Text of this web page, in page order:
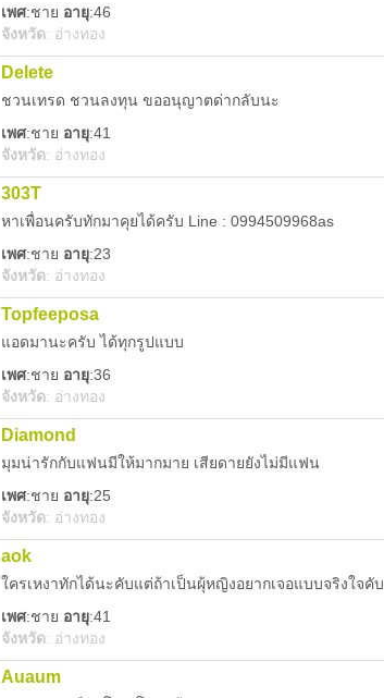
เพศ:ชาย อายุ:46
จังหวัด: อ่างทอง
Delete
ชวนเทรด ชวนลงทุน ขออนุญาตด่ากลับนะ
เพศ:ชาย อายุ:41
จังหวัด: อ่างทอง
303T
หาเพื่อนครับทักมาคุยได้ครับ Line : 0994509968as
เพศ:ชาย อายุ:23
จังหวัด: อ่างทอง
Topfeeposa
แอดมานะครับ ได้ทุกรูปแบบ
เพศ:ชาย อายุ:36
จังหวัด: อ่างทอง
Diamond
มุมน่ารักกับแฟนมีให้มากมาย เสียดายยังไม่มีแฟน
เพศ:ชาย อายุ:25
จังหวัด: อ่างทอง
aok
ใครเหงาทักได้นะคับแต่ถ้าเป็นผุ้หญิงอยากเจอแบบจริงใจคับ
เพศ:ชาย อายุ:41
จังหวัด: อ่างทอง
Auaum